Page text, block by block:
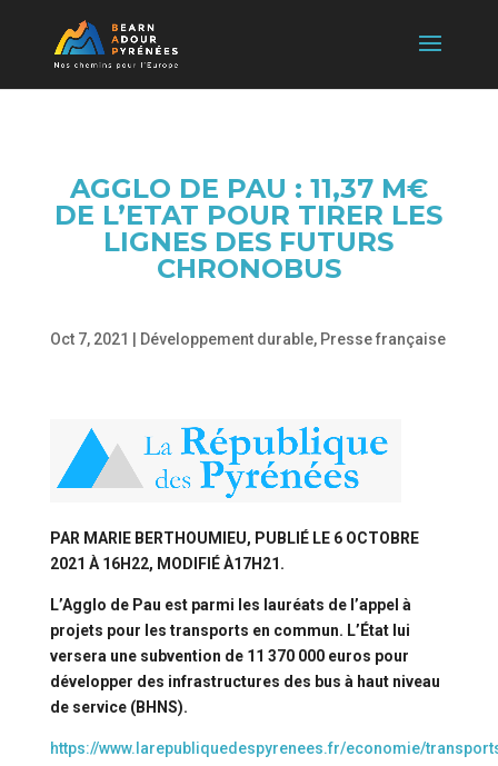
AGGLO DE PAU : 11,37 M€
DE L’ETAT POUR TIRER LES
LIGNES DES FUTURS
CHRONOBUS
Oct 7, 2021 Développement durable, Presse française
PAR MARIE BERTHOUMIEU, PUBLIÉ LE 6 OCTOBRE
2021 À 16H22, MODIFIÉ À17H21.
L’Agglo de Pau est parmi les lauréats de l’appel à
projets pour les transports en commun. L’État lui
versera une subvention de 11 370 000 euros pour
développer des infrastructures des bus à haut niveau
de service (BHNS).
https://www.larepubliquedespyrenees.fr/economie/